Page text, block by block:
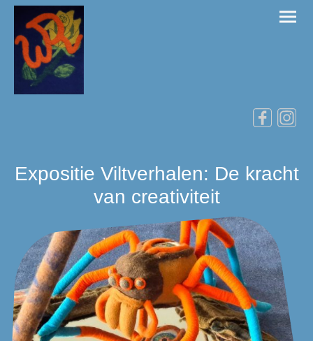
Expositie Viltverhalen: De kracht
van creativiteit